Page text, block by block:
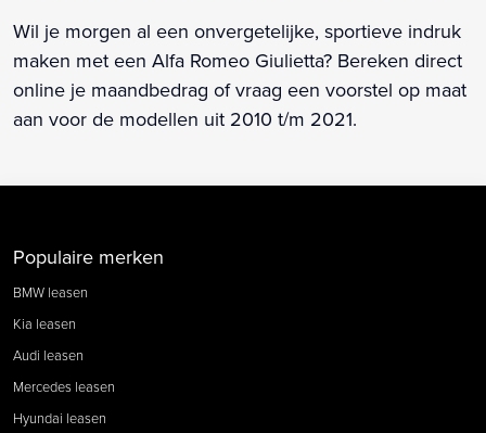
Wil je morgen al een onvergetelijke, sportieve indruk
maken met een Alfa Romeo Giulietta? Bereken direct
online je maandbedrag of vraag een voorstel op maat
aan voor de modellen uit 2010 t/m 2021.
Populaire merken
BMW leasen
Kia leasen
Audi leasen
Mercedes leasen
Hyundai leasen